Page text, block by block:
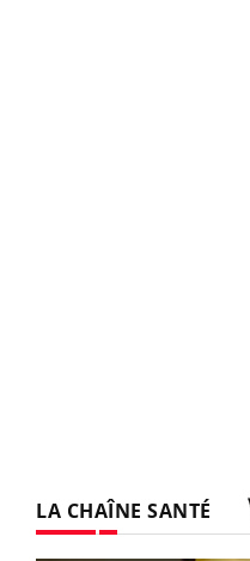
LA CHAÎNE SANTÉ